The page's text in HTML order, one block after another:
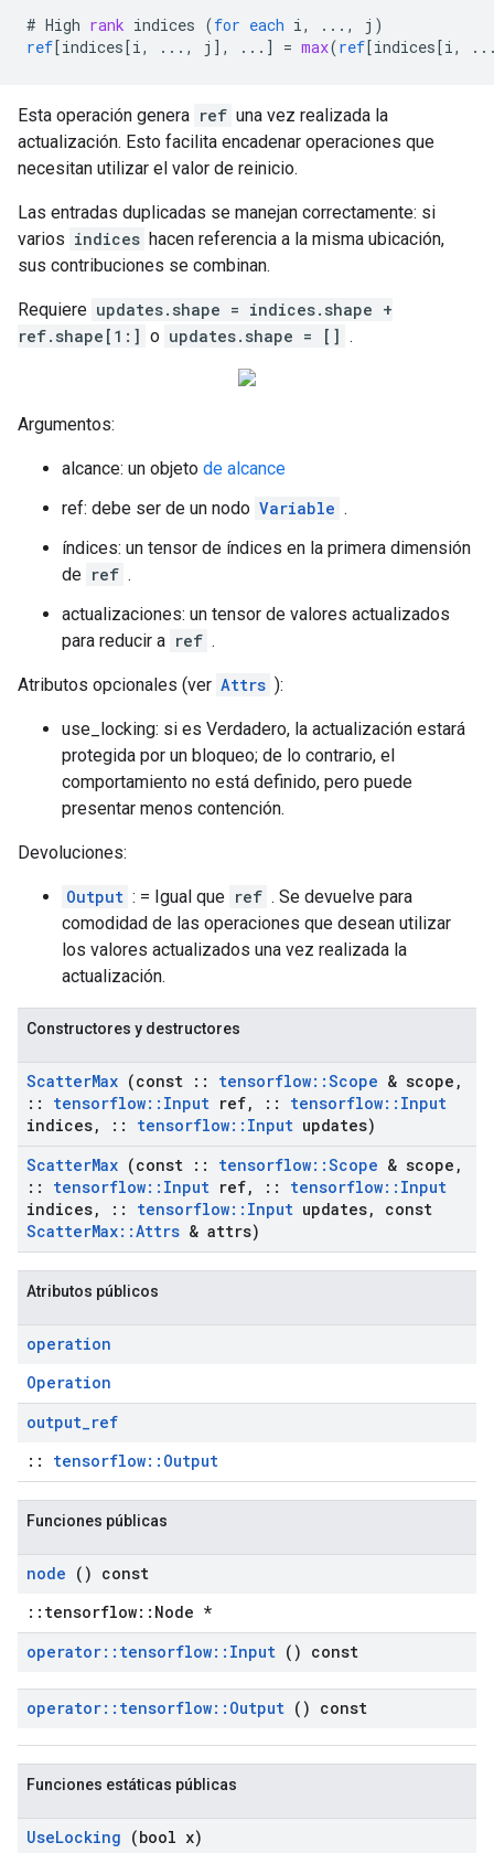
# High rank indices (for each i, ..., j )
ref[indices[i, ..., j ] , ... ] = max(ref[indices[i,
Esta operación genera ref una vez realizada la
actualización. Esto facilita encadenar operaciones que
necesitan utilizar el valor de reinicio.
Las entradas duplicadas se manejan correctamente: si
varios indices hacen referencia a la misma ubicación,
sus contribuciones se combinan.
Requiere updates.shape = indices.shape +
ref.shape[1:] o updates.shape = [] .
Argumentos:
alcance: un objeto de alcance
ref: debe ser de un nodo Variable .
índices: un tensor de índices en la primera dimensión
de ref .
actualizaciones: un tensor de valores actualizados
para reducir a ref .
Atributos opcionales (ver Attrs ):
use_locking: si es Verdadero, la actualización estará
protegida por un bloqueo; de lo contrario, el
comportamiento no está definido, pero puede
presentar menos contención.
Devoluciones:
Output : = Igual que ref . Se devuelve para
comodidad de las operaciones que desean utilizar
los valores actualizados una vez realizada la
actualización.
Constructores y destructores
ScatterMax (const :: tensorflow::Scope & scope ,
::
tensorflow:: Input ref, :: tensorflow:: Input
indices, :: tensorflow:: Input updates)
ScatterMax (const :: tensorflow::Scope & scope ,
::
tensorflow:: Input ref, :: tensorflow:: Input
indices, :: tensorflow:: Input updates,
const
ScatterMax::Attrs & attrs)
Atributos públicos
operation
Operation
output_ref
:: tensorflow::Output
Funciones públicas
node () const
::tensorflow::Node *
operator:: tensorflow:: Input () const
operator:: tensorflow:: Output () const
Funciones estáticas públicas
UseLocking (bool x)